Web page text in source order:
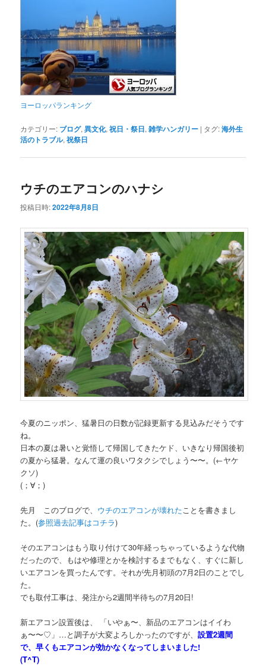
ヨーロッパランキング
カテゴリー: ブログ,異文化,祝日・祭日,雑学ハンガリー | タグ:海外生
活のトラブル,祝祭日
ウチのエアコンのハナシ
投稿日時:2022年8月8日
今夏のニッポン、猛暑日の日数が記録更新する見込みだそうです
ね。
日本の夏は暑いと覚悟して帰国してきたケド、いきなり帰国後初
の夏から猛暑。なんて運の良いワタクシでしょう〜〜。(←ヤケ
クソ)
(；∀；)
先月 このブログで、 ウチのエアコンが壊れたことを書きまし
た。(参照過去記事はコチラ)
そのエアコンはもう取り付けて30年経っちゃっているような代物
だったので、もはや修理とかを検討するまでもなく、すぐに新し
いエアコンを買ったんです。それが先月初頭の7月2日のことでし
た。
でも取付工事は、発注から2週間半待ちの7月20日!
新エアコン設置後は、 「いやぁ〜、新品のエアコンはイイわ
ぁ〜〜♡」…と調子が大変よろしかったのですが、設置2週間
で、早くもエアコンが効かなくなってしまいました!
(T^T)